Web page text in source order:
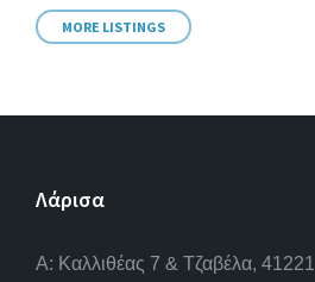
MORE LISTINGS
Λάρισα
A: Καλλιθέας 7 & Τζαβέλα, 41221